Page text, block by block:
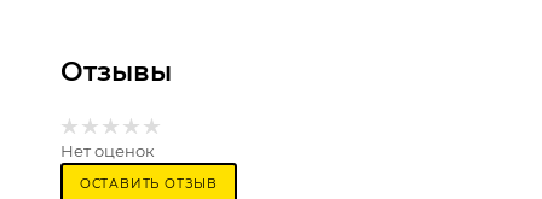
Отзывы
Нет оценок
ОСТАВИТЬ ОТЗЫВ